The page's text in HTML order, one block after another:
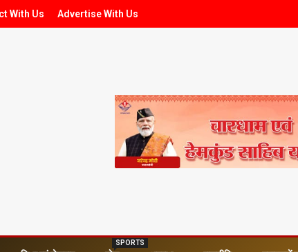
With Us Advertise With Us
SPORTS